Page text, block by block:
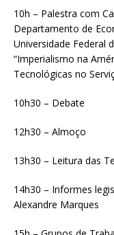
10h – Palestra com
Departamento de
Universidade Federal
“Imperialismo na
Tecnológicas no
10h30 – Debate
12h30 – Almoço
13h30 – Leitura das
14h30 – Informes
Alexandre Marques